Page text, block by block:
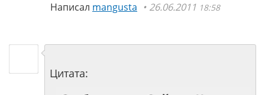
Написал mangusta 26.06.2011 18:58
Цитата: